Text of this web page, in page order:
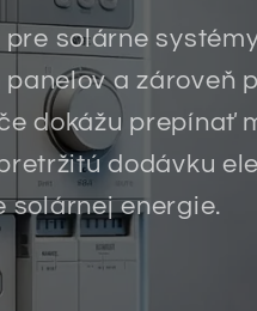
solárne
a zároveň
dokážu prepínať
dodávku
solárnej energie.